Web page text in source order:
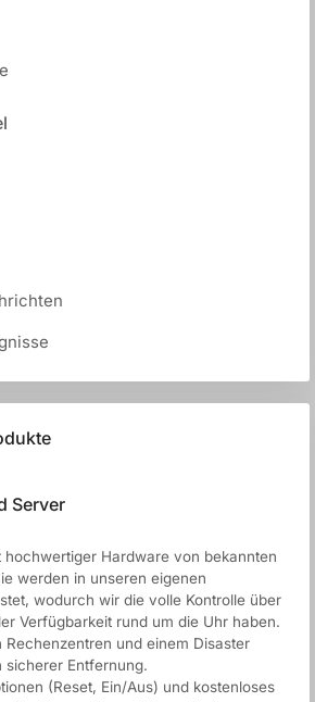
Server
hochwertiger Hardware von bekannten
werden in unseren eigenen
wodurch wir die volle Kontrolle über
Verfügbarkeit rund um die Uhr haben.
Rechenzentren und einem Disaster
sicherer Entfernung.
(Reset, Ein/Aus) und kostenloses